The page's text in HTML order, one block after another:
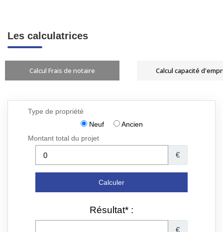
Les calculatrices
Calcul Frais de notaire Calcul capacité